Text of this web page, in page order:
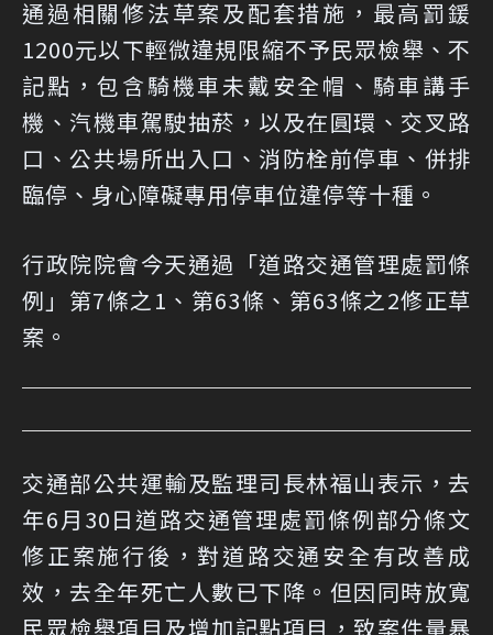
通過相關修法草案及配套措施，最高罰鍰
1200元以下輕微違規限縮不予民眾檢舉、不
記點，包含騎機車未戴安全帽、騎車講手
機、汽機車駕駛抽菸，以及在圓環、交叉路
口、公共場所出入口、消防栓前停車、併排
臨停、身心障礙專用停車位違停等十種。
行政院院會今天通過「道路交通管理處罰條
例」第7條之1、第63條、第63條之2修正草
案。
交通部公共運輸及監理司長林福山表示，去
年6月30日道路交通管理處罰條例部分條文
修正案施行後，對道路交通安全有改善成
效，去全年死亡人數已下降。但因同時放寬
民眾檢舉項目及增加記點項目，致案件量暴